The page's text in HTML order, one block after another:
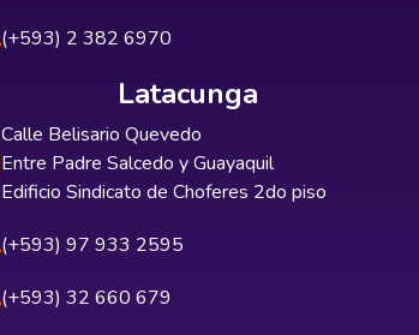
(+593) 2 382 6970
Latacunga
Calle Belisario Quevedo
Entre Padre Salcedo y Guayaquil
Edificio Sindicato de Choferes 2do piso
(+593) 97 933 2595
(+593) 32 660 679